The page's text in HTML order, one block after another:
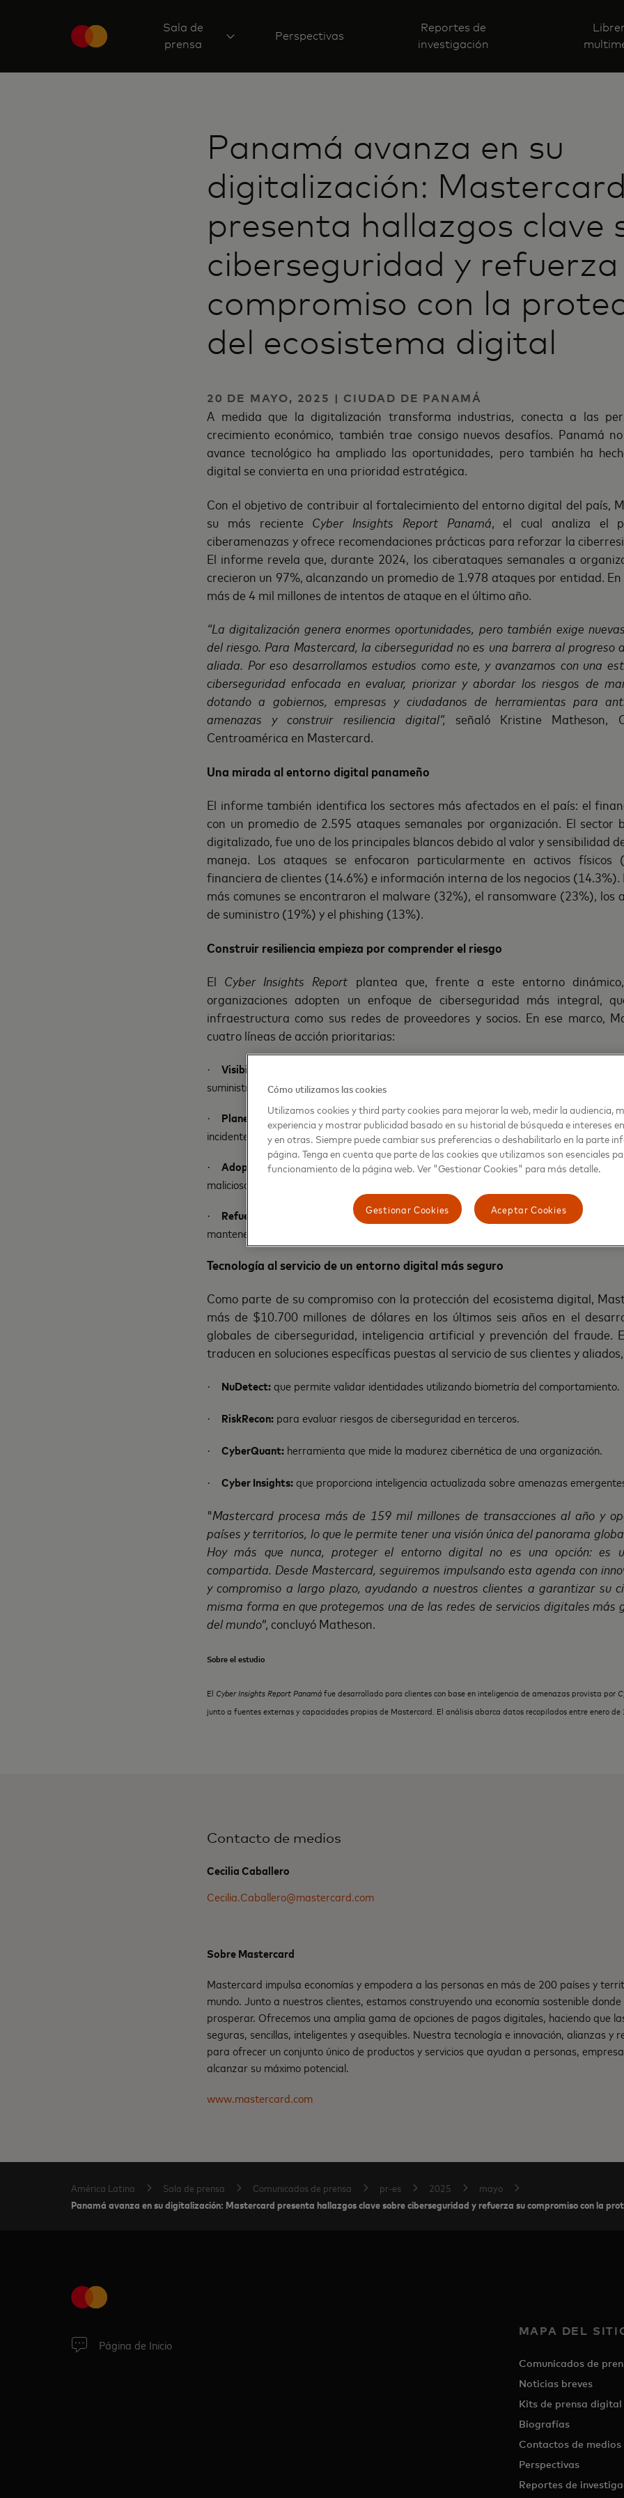
Sala de
prensa
Perspectivas
Reportes de
investigación
Panamá avanza en su
digitalización: Mastercard
presenta hallazgos clave
ciberseguridad y refuerza
compromiso con la
del ecosistema digital
20 DE MAYO, 2025 | CIUDAD DE PANAMÁ
A medida que la digitalización transforma industrias, conecta a las
crecimiento económico, también trae consigo nuevos desafíos. Panamá
avance tecnológico ha ampliado las oportunidades, pero también ha
digital se convierta en una prioridad estratégica.
Con el objetivo de contribuir al fortalecimiento del entorno digital del país,
su más reciente Cyber Insights Report Panamá , el cual analiza el
ciberamenazas y ofrece recomendaciones prácticas para reforzar la
El informe revela que, durante 2024, los ciberataques semanales a
crecieron un 97%, alcanzando un promedio de 1.978 ataques por entidad.
más de 4 mil millones de intentos de ataque en el último año.
“La digitalización genera enormes oportunidades, pero también exige
del riesgo. Para Mastercard, la ciberseguridad no es una barrera al progreso
aliada. Por eso desarrollamos estudios como este, y avanzamos con una
ciberseguridad enfocada en evaluar, priorizar y abordar los riesgos de
dotando a gobiernos, empresas y ciudadanos de herramientas para
amenazas y construir resiliencia digital”, señaló Kristine Matheson,
Centroamérica en Mastercard.
Una mirada al entorno digital panameño
El informe también identifica los sectores más afectados en el país: el
con un promedio de 2.595 ataques semanales por organización. El sector
digitalizado, fue uno de los principales blancos debido al valor y sensibilidad
maneja. Los ataques se enfocaron particularmente en activos físicos
financiera de clientes (14.6%) e información interna de los negocios (14.3%).
más comunes se encontraron el malware (32%), el ransomware (23%), los
de suministro (19%) y el phishing (13%).
Construir resiliencia empieza por comprender el riesgo
El Cyber Insights Report plantea que, frente a este entorno
organizaciones adopten un enfoque de ciberseguridad más integral,
infraestructura como sus redes de proveedores y socios. En ese marco,
cuatro líneas de acción prioritarias:
· Visibilidad de los riesgos:
detectar vulnerabilidades no solo internas, sino a lo largo
suministro.
· Planes de respuesta efectivos:capacitar a los equipos mediante simulaciones y
incidentes.
· Adopción de nuevas tecnologías con enfoque preventivo:evaluar cómo podrían ser
maliciosos antes de implementarlas.
· Refuerzo de medidas básicas: muchas amenazas continúan usando técnicas
mantener controles esenciales sigue siendo crítico.
Tecnología al servicio de un entorno digital más seguro
Como parte de su compromiso con la protección del ecosistema digital,
más de $10.700 millones de dólares en los últimos seis años en el
globales de ciberseguridad, inteligencia artificial y prevención del fraude.
traducen en soluciones específicas puestas al servicio de sus clientes y
· NuDetect:que permite validar identidades utilizando biometría del comportamiento.
· RiskRecon: para evaluar riesgos de ciberseguridad en terceros.
· CyberQuant: herramienta que mide la madurez cibernética de una organización.
· Cyber Insights:que proporciona inteligencia actualizada sobre amenazas
"Mastercard procesa más de 159 mil millones de transacciones al año y
países y territorios, lo que le permite tener una visión única del panorama
Hoy más que nunca, proteger el entorno digital no es una opción: es
compartida. Desde Mastercard, seguiremos impulsando esta agenda con
y compromiso a largo plazo, ayudando a nuestros clientes a garantizar su
misma forma en que protegemos una de las redes de servicios digitales más
del mundo”, concluyó Matheson.
Sobre el estudio
El Cyber Insights Report Panamáfue desarrollado para clientes con base en inteligencia de amenazas provista por
junto a fuentes externas y capacidades propias de Mastercard. El análisis abarca datos recopilados entre enero
Contacto de medios
Cecilia Caballero
Cecilia.Caballero@mastercard.com
Sobre Mastercard
Mastercard impulsa economías y empodera a las personas en más de 200 países y
mundo. Junto a nuestros clientes, estamos construyendo una economía sostenible
prosperar. Ofrecemos una amplia gama de opciones de pagos digitales, haciendo que
seguras, sencillas, inteligentes y asequibles. Nuestra tecnología e innovación, alianzas y
para ofrecer un conjunto único de productos y servicios que ayudan a personas,
alcanzar su máximo potencial.
www.mastercard.com
América Latina Sala de prensa Comunicados de prensa pr-es 2025 mayo
Panamá avanza en su digitalización: Mastercard presenta hallazgos clave sobre ciberseguridad y refuerza su compromiso con la
Página de Inicio
MAPA DEL
Comunicados de
Noticias breves
Kits de prensa digital
Biografías
Contactos de medios
Perspectivas
Reportes de
Cómo utilizamos las cookies
Utilizamos cookies y third party cookies para mejorar la web, medir la audiencia,
experiencia y mostrar publicidad basado en su historial de búsqueda e intereses
y en otras. Siempre puede cambiar sus preferencias o deshabilitarlo en la parte
página. Tenga en cuenta que parte de las cookies que utilizamos son esenciales
funcionamiento de la página web. Ver "Gestionar Cookies" para más detalle.
Aceptar Cookies
Gestionar Cookies